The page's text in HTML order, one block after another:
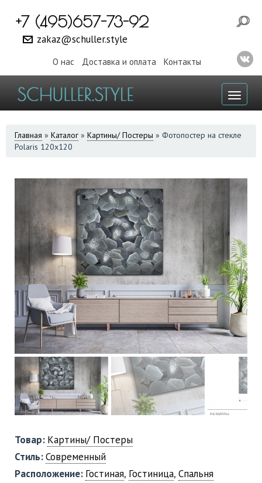
+7 (495)657-73-92
zakaz@schuller.style
О нас Доставка и оплата Контакты
ВЫ
ЗДЕСЬ
Главная » Каталог » Картины/ Постеры » Фотопостер на стекле
Polaris 120х120
Товар: Картины/ Постеры
Стиль:Современный
Расположение: Гостиная, Гостиница, Спальня